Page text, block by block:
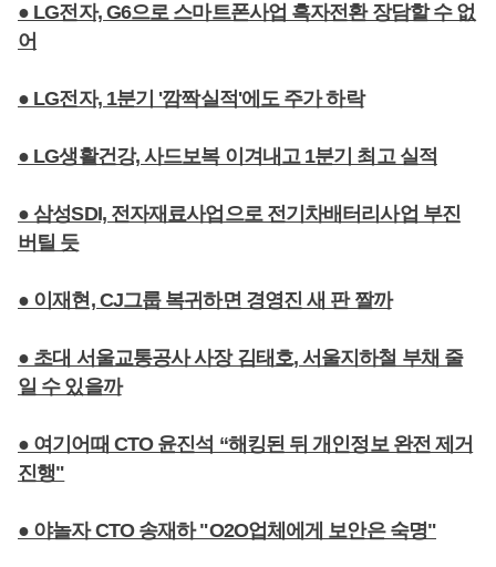
● LG전자, G6으로 스마트폰사업 흑자전환 장담할 수 없
어
● LG전자, 1분기 '깜짝실적'에도 주가 하락
● LG생활건강, 사드보복 이겨내고 1분기 최고 실적
● 삼성SDI, 전자재료사업으로 전기차배터리사업 부진
버틸 듯
● 이재현, CJ그룹 복귀하면 경영진 새 판 짤까
● 초대 서울교통공사 사장 김태호, 서울지하철 부채 줄
일 수 있을까
● 여기어때 CTO 윤진석 “해킹된 뒤 개인정보 완전 제거
진행"
● 야놀자 CTO 송재하 "O2O업체에게 보안은 숙명"